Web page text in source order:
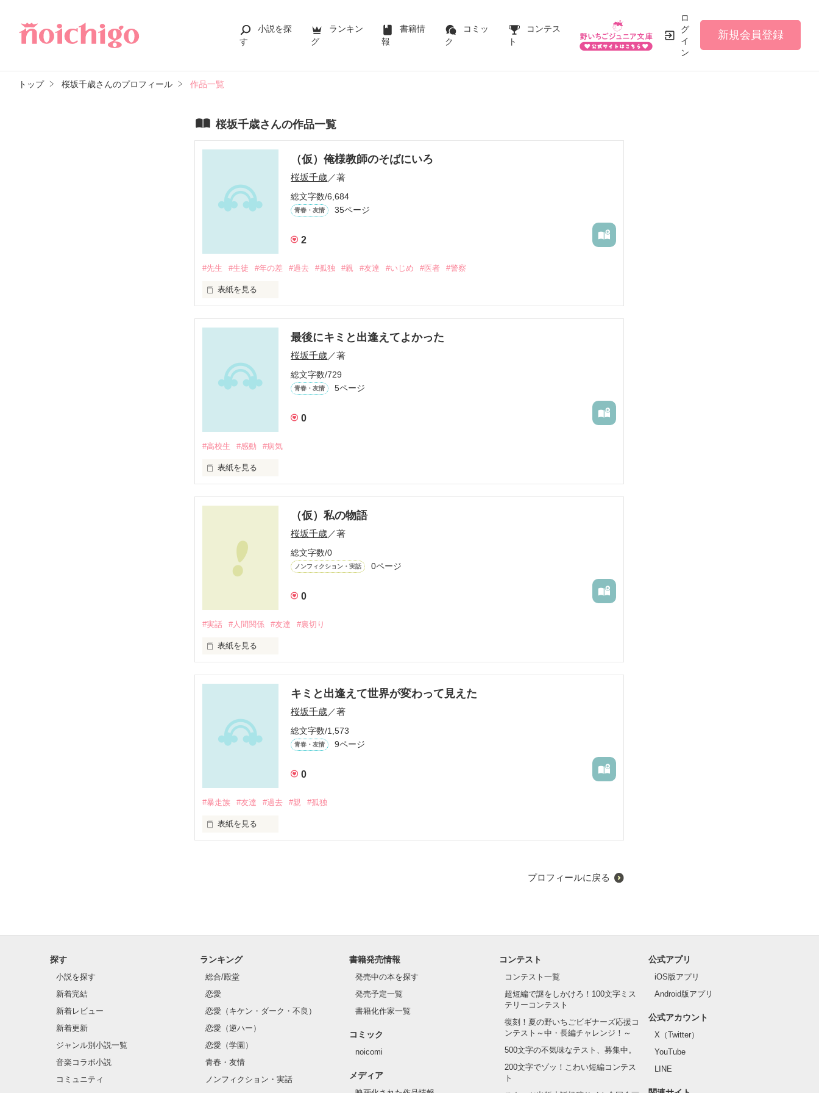
小説を探
す
ランキン
グ
書籍情
報
コミッ
ク
コンテス
ト
ロ
グ
イ
ン
新規会員登録
トップ 桜坂千歳さんのプロフィール 作品一覧
桜坂千歳さんの作品一覧
（仮）俺様教師のそばにいろ
桜坂千歳／著
総文字数/6,684
青春・友情 35ページ
2
#先生 #生徒 #年の差 #過去 #孤独 #親 #友達 #いじめ #医者 #警察
表紙を見る
最後にキミと出逢えてよかった
桜坂千歳／著
総文字数/729
青春・友情 5ページ
0
#高校生 #感動 #病気
表紙を見る
（仮）私の物語
桜坂千歳／著
総文字数/0
ノンフィクション・実話 0ページ
0
#実話 #人間関係 #友達 #裏切り
表紙を見る
キミと出逢えて世界が変わって見えた
桜坂千歳／著
総文字数/1,573
青春・友情 9ページ
0
#暴走族 #友達 #過去 #親 #孤独
表紙を見る
プロフィールに戻る
探す
小説を探す
新着完結
新着レビュー
新着更新
ジャンル別小説一覧
音楽コラボ小説
コミュニティ
ランキング
総合/殿堂
恋愛
恋愛（キケン・ダーク・不良）
恋愛（逆ハー）
恋愛（学園）
青春・友情
ノンフィクション・実話
書籍発売情報
発売中の本を探す
発売予定一覧
書籍化作家一覧
コミック
noicomi
メディア
コンテスト
コンテスト一覧
超短編で謎をしかけろ！100文字ミス
テリーコンテスト
復刻！夏の野いちごビギナーズ応援コ
ンテスト～中・長編チャレンジ！～
500文字の不気味なテスト、募集中。
200文字でゾッ！こわい短編コンテス
ト
公式アプリ
iOS版アプリ
Android版アプリ
公式アカウント
X（Twitter）
YouTube
LINE